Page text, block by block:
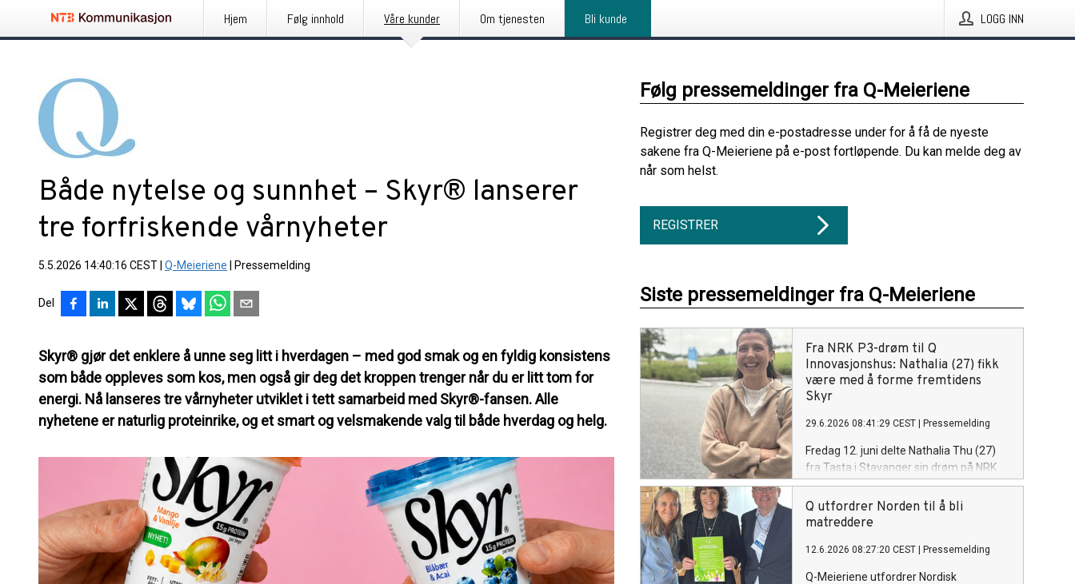
Hjem Følg innhold Våre kunder Om tjenesten Bli kunde LOGG INN
Både nytelse og sunnhet – Skyr® lanserer
tre forfriskende vårnyheter
5.5.2026 14:40:16 CEST Q-Meieriene Pressemelding
Del
Skyr® gjør det enklere å unne seg litt i hverdagen – med god smak og en fyldig konsistens
som både oppleves som kos, men også gir deg det kroppen trenger når du er litt tom for
energi. Nå lanseres tre vårnyheter utviklet i tett samarbeid med Skyr®-fansen. Alle
nyhetene er naturlig proteinrike, og et smart og velsmakende valg til både hverdag og helg.
Følg pressemeldinger fra Q-Meieriene
Registrer deg med din e-postadresse under for å få de nyeste
sakene fra Q-Meieriene på e-post fortløpende. Du kan melde deg av
når som helst.
REGISTRER
Siste pressemeldinger fra Q-Meieriene
Fra NRK P3-drøm til Q
Innovasjonshus: Nathalia (27) fikk
være med å forme fremtidens
Skyr
29.6.2026 08:41:29 CEST Pressemelding
Fredag 12. juni delte Nathalia Thu (27)
fra Tasta i Stavanger sin drøm på NRK
P3s program - Drømmelaget: Hun ville
inn bak kulissene på et meieri. Se
hvordan yoghurt og Skyr blir til. Og aller
eksklusivt, litt før alle andre.
Q utfordrer Norden til å bli
matreddere
12.6.2026 08:27:20 CEST Pressemelding
Q-Meieriene utfordrer Nordisk